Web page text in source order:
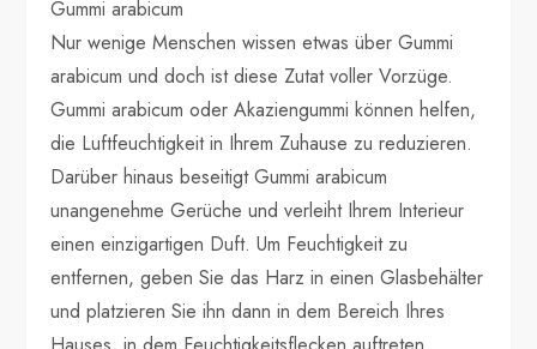
Gummi arabicum
Nur wenige Menschen wissen etwas über Gummi
arabicum und doch ist diese Zutat voller Vorzüge.
Gummi arabicum oder Akaziengummi können helfen,
die Luftfeuchtigkeit in Ihrem Zuhause zu reduzieren.
Darüber hinaus beseitigt Gummi arabicum
unangenehme Gerüche und verleiht Ihrem Interieur
einen einzigartigen Duft. Um Feuchtigkeit zu
entfernen, geben Sie das Harz in einen Glasbehälter
und platzieren Sie ihn dann in dem Bereich Ihres